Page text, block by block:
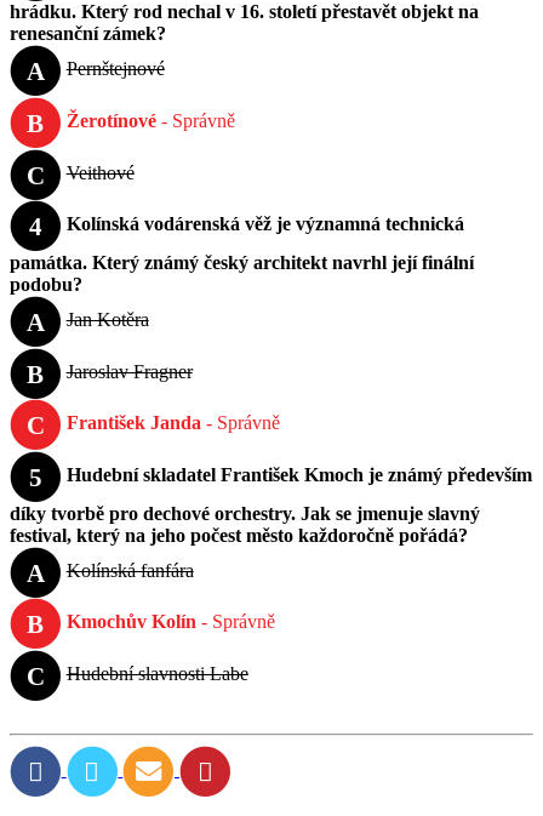
hrádku. Který rod nechal v 16. století přestavět objekt na
renesanční zámek?
A Pernštejnové
B Žerotínové- Správně
C Veithové
4
Kolínská vodárenská věž je významná technická
památka. Který známý český architekt navrhl její finální
podobu?
A Jan Kotěra
B Jaroslav Fragner
C František Janda- Správně
5
Hudební skladatel František Kmoch je známý především
díky tvorbě pro dechové orchestry. Jak se jmenuje slavný
festival, který na jeho počest město každoročně pořádá?
A Kolínská fanfára
B Kmochův Kolín - Správně
C Hudební slavnosti Labe